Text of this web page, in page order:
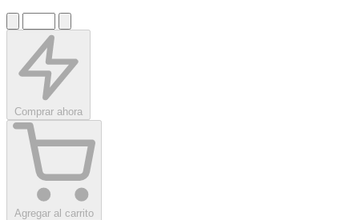
Comprar ahora
Agregar al carrito